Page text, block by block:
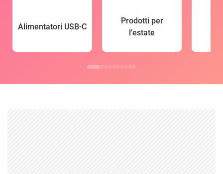
Alimentatori USB-C
Prodotti per
l'estate